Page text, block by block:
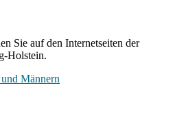
Sie auf den Internetseiten der
Holstein.
Männern